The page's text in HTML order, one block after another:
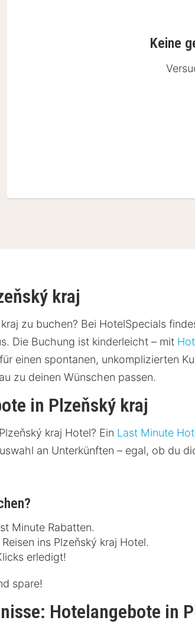
Keine
kraj
zu buchen? Bei HotelSpecials
Die Buchung ist kinderleicht – mit
einen spontanen, unkomplizierten
zu deinen Wünschen passen.
in Plzeňský kraj
kraj Hotel? Ein Last Minute
an Unterkünften – egal, ob du
Minute Rabatten.
ins Plzeňský kraj Hotel.
erledigt!
spare!
Hotelangebote in